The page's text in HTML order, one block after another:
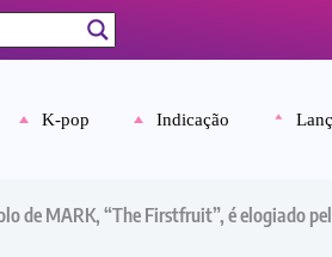
K-pop Indicação
de MARK, “The Firstfruit”, é elogiado